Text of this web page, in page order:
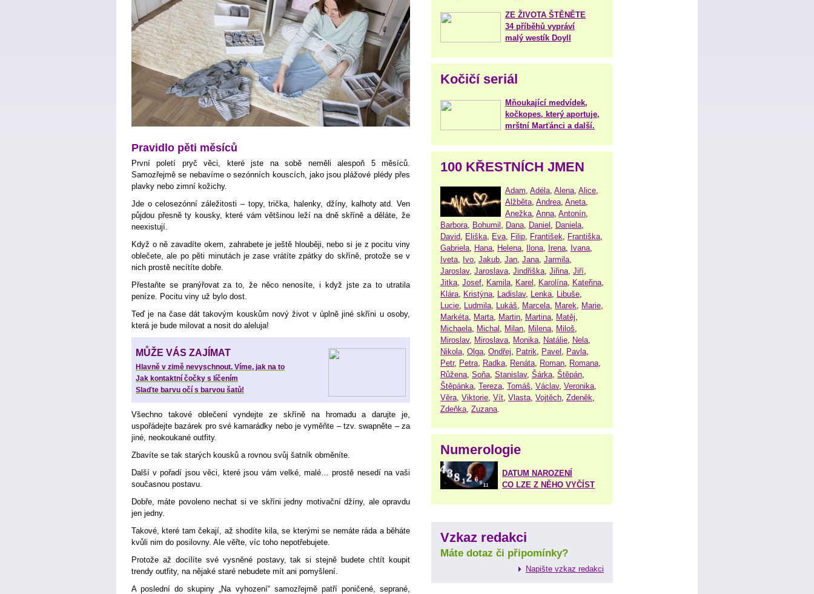
Pravidlo pěti měsíců
První poletí pryč věci, které jste na sobě neměli alespoň 5 měsíců.
Samozřejmě se nebavíme o sezónních kouscích, jako jsou plážové plédy přes
plavky nebo zimní kožichy.
Jde o celosezónní záležitosti – topy, trička, halenky, džíny, kalhoty atd. Ven
půjdou přesně ty kousky, které vám většinou leží na dně skříně a děláte, že
neexistují.
Když o ně zavadíte okem, zahrabete je ještě hlouběji, nebo si je z pocitu viny
oblečete, ale po pěti minutách je zase vrátíte zpátky do skříně, protože se v
nich prostě necítíte dobře.
Přestaňte se pranýřovat za to, že něco nenosíte, i když jste za to utratila
peníze. Pocitu viny už bylo dost.
Teď je na čase dát takovým kouskům nový život v úplně jiné skříni u osoby,
která je bude milovat a nosit do aleluja!
MŮŽE VÁS ZAJÍMAT
Hlavně v zimě nevyschnout. Víme, jak na to
Jak kontaktní čočky s líčením
Slaďte barvu očí s barvou šatů!
Všechno takové oblečení vyndejte ze skříně na hromadu a darujte je,
uspořádejte bazárek pro své kamarádky nebo je vyměňte – tzv. swapněte – za
jiné, neokoukané outfity.
Zbavíte se tak starých kousků a rovnou svůj šatník obměníte.
Další v pořadí jsou věci, které jsou vám velké, malé… prostě nesedí na vaši
současnou postavu.
Dobře, máte povoleno nechat si ve skříni jedny motivační džíny, ale opravdu
jen jedny.
Takové, které tam čekají, až shodíte kila, se kterými se nemáte ráda a běháte
kvůli nim do posilovny. Ale věřte, víc toho nepotřebujete.
Protože až docílíte své vysněné postavy, tak si stejně budete chtít koupit
trendy outfity, na nějaké staré nebudete mít ani pomyšlení.
A poslední do skupiny „Na vyhození“ samozřejmě patří poničené, seprané,
ZE ŽIVOTA ŠTĚNĚTE
34 příběhů vypráví
malý westík Doyll
Kočičí seriál
Mňoukající medvídek,
kočkopes, který aportuje,
mrštní Marťánci a další.
100 KŘESTNÍCH JMEN
Adam Adéla Alena Alice
Alžběta Andrea Aneta
Anežka Anna Antonín
Barbora Bohumil Dana Daniel Daniela
David Eliška Eva Filip František Františka
Gabriela Hana Helena Ilona Irena Ivana
Iveta Ivo Jakub Jan Jana Jarmila
Jaroslav, Jaroslava Jindřiška Jiřina Jiří
Jitka Josef Kamila Karel Karolína Kateřina
Klára Kristýna Ladislav, Lenka Libuše
Lucie Ludmila Lukáš Marcela Marek Marie
Markéta Marta Martin Martina Matěj
Michaela Michal Milan Milena Miloš
Miroslav, Miroslava Monika Natálie Nela
Nikola Olga Ondřej Patrik Pavel Pavla
Petr, Petra Radka Renáta Roman Romana
Růžena Soňa Stanislav, Šárka Štěpán
Štěpánka Tereza Tomáš Václav, Veronika
Věra Viktorie Vít Vlasta Vojtěch Zdeněk
Zdeňka Zuzana
Numerologie
DATUM NAROZENÍ
CO LZE Z NĚHO VYČÍST
Vzkaz redakci
Máte dotaz či připomínky?
Napište vzkaz redakci